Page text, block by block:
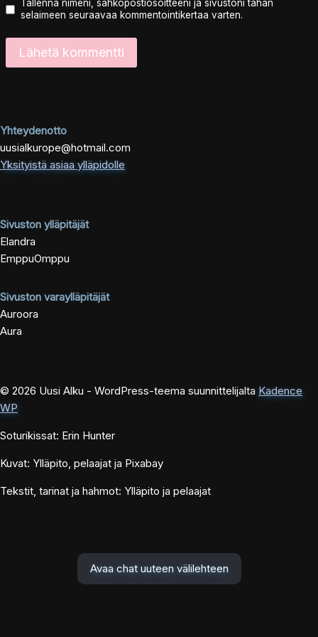
Tallenna nimeni, sähköpostiosoitteeni ja sivustoni tähän
selaimeen seuraavaa kommentointikertaa varten.
Yhteydenotto
uusialkurope@hotmail.com
Yksityistä asiaa ylläpidolle
Sivuston ylläpitäjät
Elandra
EmppuOmppu
Sivuston varaylläpitäjät
Auroora
Aura
© 2026 Uusi Alku - WordPress-teema suunnittelijalta Kadence
WP
Soturikissat: Erin Hunter
Kuvat: Ylläpito, pelaajat ja Pixabay
Tekstit, tarinat ja hahmot: Ylläpito ja pelaajat
Avaa chat uuteen välilehteen